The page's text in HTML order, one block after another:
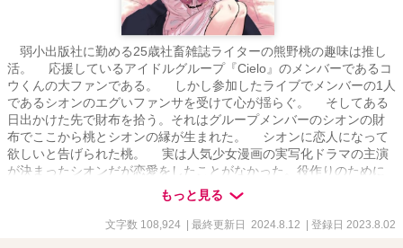
弱小出版社に勤める25歳社畜雑誌ライターの熊野桃の趣味は推し
活。 応援しているアイドルグループ『Cielo』のメンバーであるコ
ウくんの大ファンである。 しかし参加したライブでメンバーの1人
であるシオンのエグいファンサを受けて心が揺らぐ。 そしてある
日出かけた先で財布を拾う。それはグループメンバーのシオンの財
布でここから桃とシオンの縁が生まれた。 シオンに恋人になって
欲しいと告げられた桃。 実は人気少女漫画の実写化ドラマの主演
が決まったシオンだが恋愛をしたことがなかった。役作りのために
信頼できる女性と恋人ごっこをしたいと桃に申し出たのだ。 桃
は悩むが推しであるコウとの縁ができる事とシオンの押しに負けて
付き合う事を決意する。 現役高校生とは思えないほどのシオンの
もっと見る
文字数 108,924 | 最終更新日 2024.8.12 | 登録日 2023.8.02